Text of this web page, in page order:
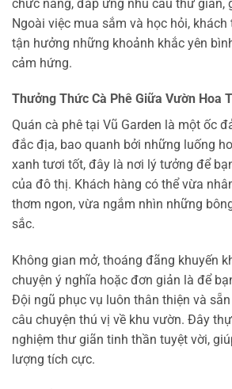
chức năng, đáp ứng nhu cầu thư giãn,
Ngoài việc mua sắm và học hỏi,
tận hưởng những khoảnh khắc yên
cảm hứng.
Thưởng Thức Cà Phê Giữa Vườn Hoa
Quán cà phê tại Vũ Garden là một ốc
đắc địa, bao quanh bởi những luống
xanh tươi tốt, đây là nơi lý tưởng để
của đô thị. Khách hàng có thể vừa
thơm ngon, vừa ngắm nhìn những
sắc.
Không gian mở, thoáng đãng khuyến
chuyện ý nghĩa hoặc đơn giản là để
Đội ngũ phục vụ luôn thân thiện và
câu chuyện thú vị về khu vườn. Đây
nghiệm thư giãn tinh thần tuyệt vời,
lượng tích cực.